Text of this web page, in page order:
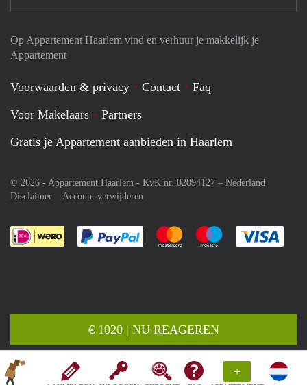
+
€ 1020 | NU REAGEREN
Op Appartement Haarlem vind en verhuur je makkelijk je
Appartement
Voorwaarden & privacy Contact
Faq
Voor Makelaars
Partners
Gratis je Appartement aanbieden in Haarlem
© 2026 - Appartement Haarlem - KvK nr. 02094127 – Nederland
Disclaimer
Account verwijderen
Je rekent gemakkelijk af met Paypal
Je rekent gemakkelijk af met
Je rekent